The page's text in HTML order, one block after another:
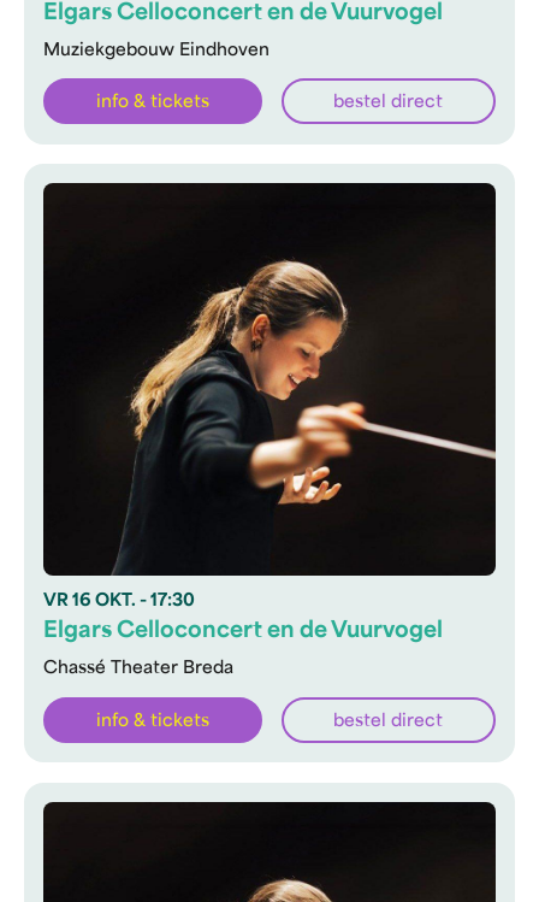
Muziekgebouw Eindhoven
Elgars Celloconcert en de Vuurvogel
info & tickets bestel direct
VR 16 OKT. - 17:30
Chassé Theater Breda
Elgars Celloconcert en de Vuurvogel
info & tickets bestel direct